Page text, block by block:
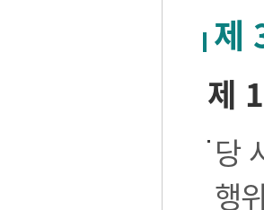
제
제
당
행